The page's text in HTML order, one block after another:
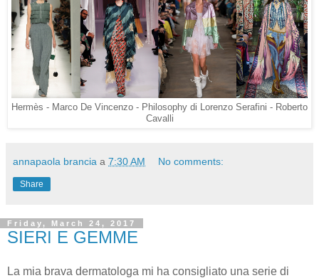
Hermès - Marco De Vincenzo - Philosophy di Lorenzo Serafini - Roberto
Cavalli
annapaola brancia a 7:30 AM No comments:
Share
Friday, March 24, 2017
SIERI E GEMME
La mia brava dermatologa mi ha consigliato una serie di